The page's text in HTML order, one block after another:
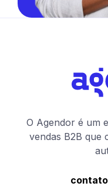
O Agendor é um
vendas B2B que